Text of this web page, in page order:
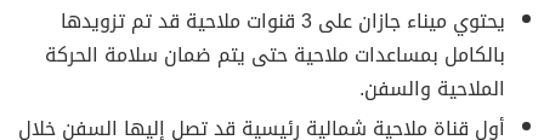
يحتوي ميناء جازان على 3 قنوات ملاحية قد تم تزويدها
بالكامل بمساعدات ملاحية حتى يتم ضمان سلامة الحركة
الملاحية والسفن.
أول قناة ملاحية شمالية رئيسية قد تصل إليها السفن خلال